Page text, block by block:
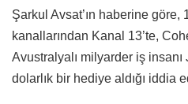
Şarkul Avsat’ın haberine göre,
kanallarından Kanal 13’te,
Avustralyalı milyarder iş
dolarlık bir hediye aldığı iddia